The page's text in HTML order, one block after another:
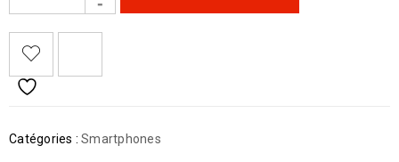
Catégories : Smartphones